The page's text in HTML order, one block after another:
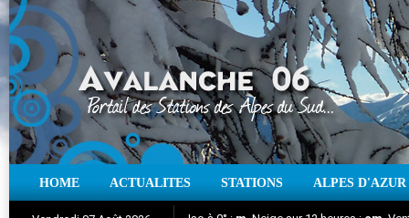
HOME ACTUALITES STATIONS ALPES D'AZUR